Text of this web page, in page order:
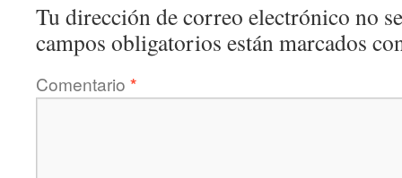
Tu dirección de correo electrónico no
campos obligatorios están marcados
Comentario *